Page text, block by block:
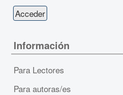
Información
Para Lectores
Para autoras/es